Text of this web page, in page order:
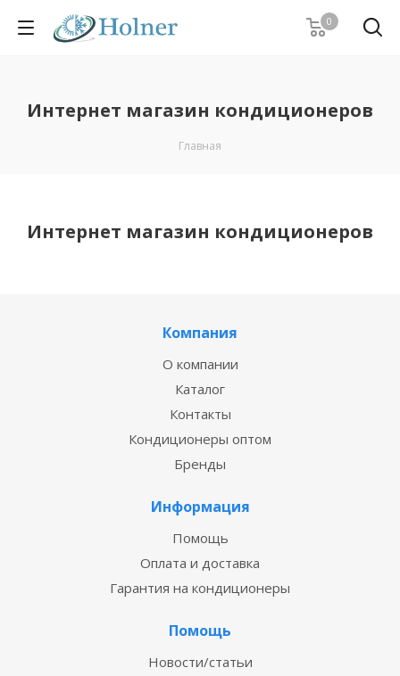
0
Интернет магазин кондиционеров
Главная
Интернет магазин кондиционеров
Компания
О компании
Каталог
Контакты
Кондиционеры оптом
Бренды
Информация
Помощь
Оплата и доставка
Гарантия на кондиционеры
Помощь
Новости/статьи